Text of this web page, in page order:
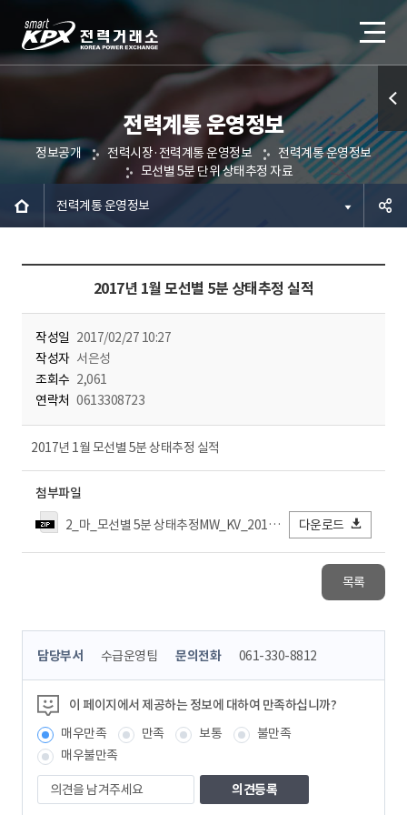
전력계통 운영정보
정보공개 전력시장·전력계통 운영정보
전력계통 운영정보
모선별 5분 단위 상태추정 자료
전력계통 운영정보
2017년 1월 모선별 5분 상태추정 실적
작성일 2017/02/27 10:27
작성자 서은성
조회수 2,061
연락처 0613308723
2017년 1월 모선별 5분 상태추정 실적
첨부파일
2_마_모선별 5분 상태추정MW_KV_2017년01월.zip
다운로드
목록
콘
츠
정
보
책
임
자
담당부서 수급운영팀 문의전화 061-330-8812
이 페이지에서 제공하는 정보에 대하여 만족하십니까?
매우만족
만족 보통
불만족
매우불만족
의
견
퀵메
뉴 열
기